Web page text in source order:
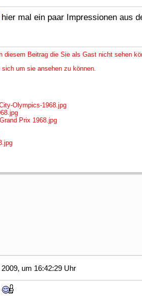
hier mal ein paar Impressionen aus
diesem Beitrag die Sie als Gast nicht sehen
sich um sie ansehen zu können.
Olympics-1968.jpg
Prix 1968.jpg
um 16:42:29 Uhr